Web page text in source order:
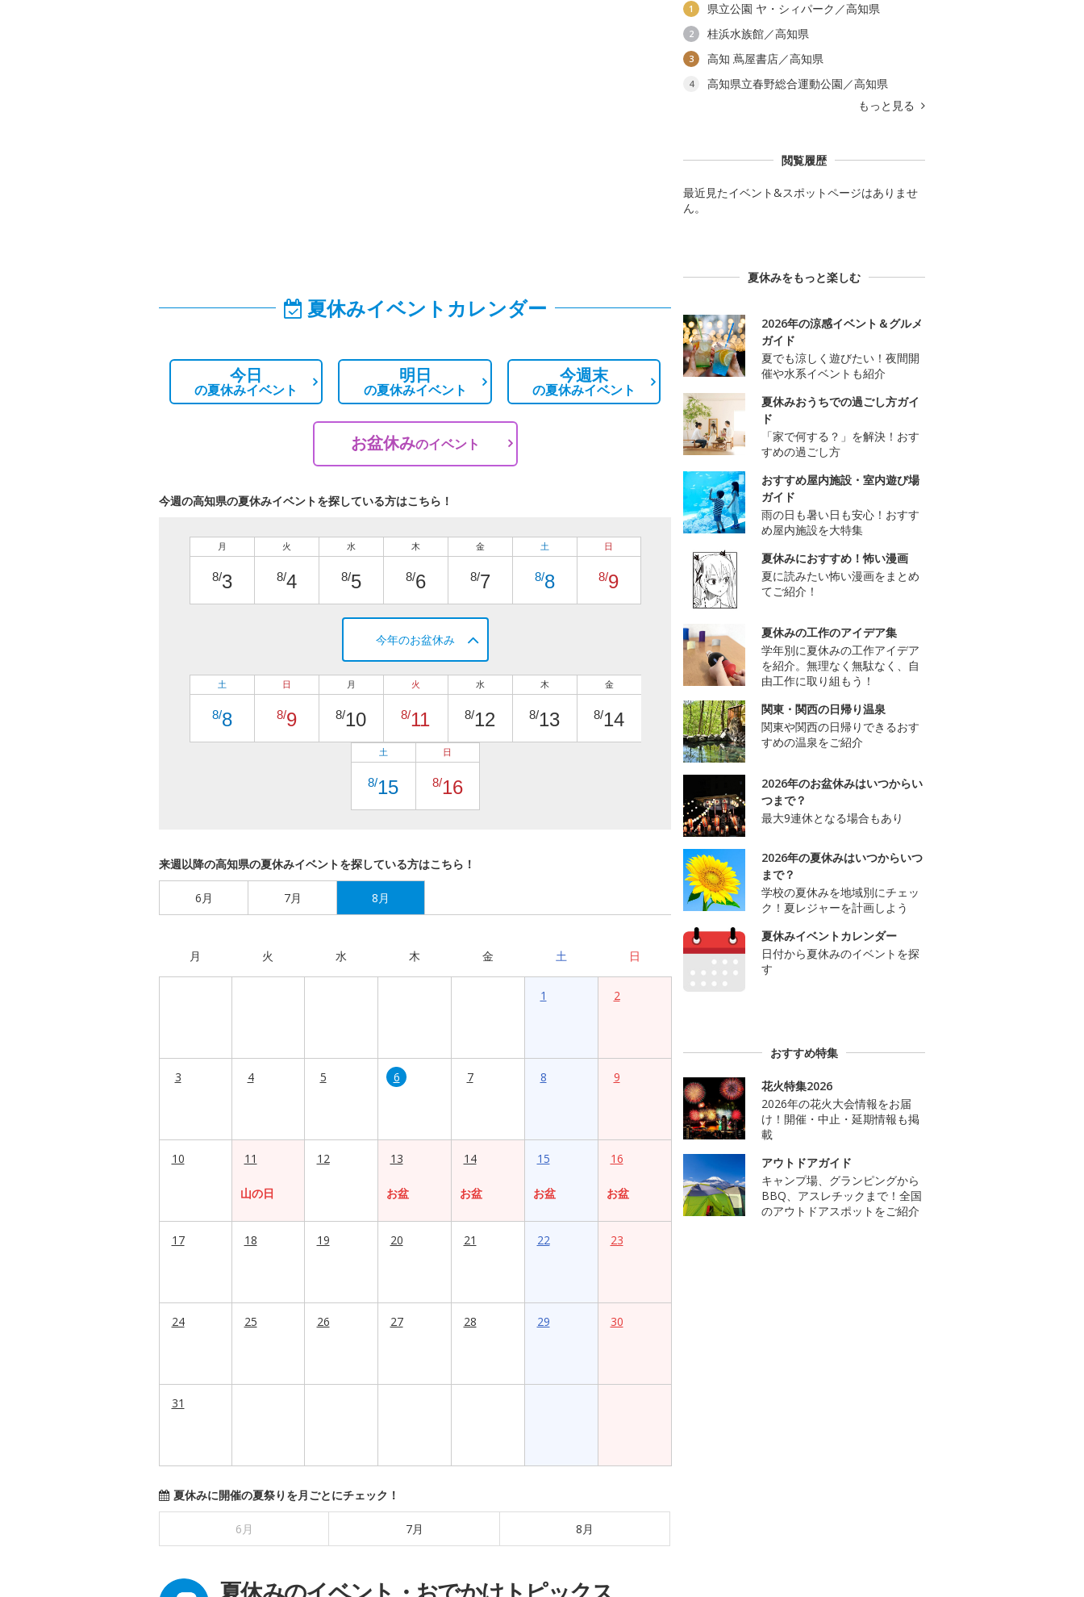
夏休みイベントカレンダー
今日
の夏休みイベント
明日
の夏休みイベント
今週末
の夏休みイベント
お盆休みのイベント
今週の高知県の夏休みイベントを探している方はこちら！
月
8/3
火
8/4
水
8/5
木
8/6
金
8/7
土
8/8
日
8/9
今年のお盆休み
土
8/8
日
8/9
月
8/10
火
8/11
水
8/12
木
8/13
金
8/14
土
8/15
日
8/16
来週以降の高知県の夏休みイベントを探している方はこちら！
6月 7月 8月
月 火 水 木 金 土 日
1 2
3 4 5 6 7 8 9
10 11
山の日
12 13
お盆
14
お盆
15
お盆
16
お盆
17 18 19 20 21 22 23
24 25 26 27 28 29 30
31
夏休みに開催の夏祭りを月ごとにチェック！
6月 7月 8月
1 県立公園 ヤ・シィパーク／高知県
2 桂浜水族館／高知県
3 高知 蔦屋書店／高知県
4
高知県立春野総合運動公園／高知県
もっと見る
閲覧履歴
最近見たイベント&スポットページはありませ
ん。
夏休みをもっと楽しむ
2026年の涼感イベント＆グルメ
ガイド
夏でも涼しく遊びたい！夜間開
催や水系イベントも紹介
夏休みおうちでの過ごし方ガイ
ド
「家で何する？」を解決！おす
すめの過ごし方
おすすめ屋内施設・室内遊び場
ガイド
雨の日も暑い日も安心！おすす
め屋内施設を大特集
夏休みにおすすめ！怖い漫画
夏に読みたい怖い漫画をまとめ
てご紹介！
夏休みの工作のアイデア集
学年別に夏休みの工作アイデア
を紹介。無理なく無駄なく、自
由工作に取り組もう！
関東・関西の日帰り温泉
関東や関西の日帰りできるおす
すめの温泉をご紹介
2026年のお盆休みはいつからい
つまで？
最大9連休となる場合もあり
2026年の夏休みはいつからいつ
まで？
学校の夏休みを地域別にチェッ
ク！夏レジャーを計画しよう
夏休みイベントカレンダー
日付から夏休みのイベントを探
す
おすすめ特集
花火特集2026
2026年の花火大会情報をお届
け！開催・中止・延期情報も掲
載
アウトドアガイド
キャンプ場、グランピングから
BBQ、アスレチックまで！全国
のアウトドアスポットをご紹介